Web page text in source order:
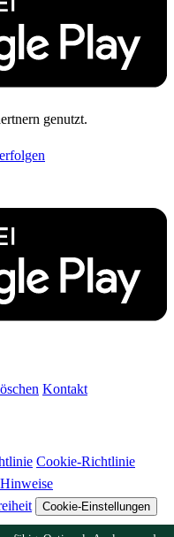
genutzt.
Kontakt
Cookie-Richtlinie
Cookie-Einstellungen